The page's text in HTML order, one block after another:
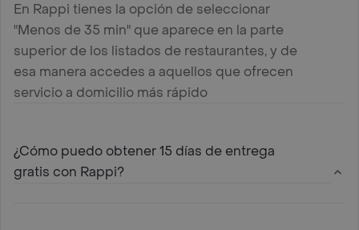
En Rappi tienes la opción de seleccionar
"Menos de 35 min" que aparece en la parte
superior de los listados de restaurantes, y de
esa manera accedes a aquellos que ofrecen
servicio a domicilio más rápido
¿Cómo puedo obtener 15 días de entrega
gratis con Rappi?